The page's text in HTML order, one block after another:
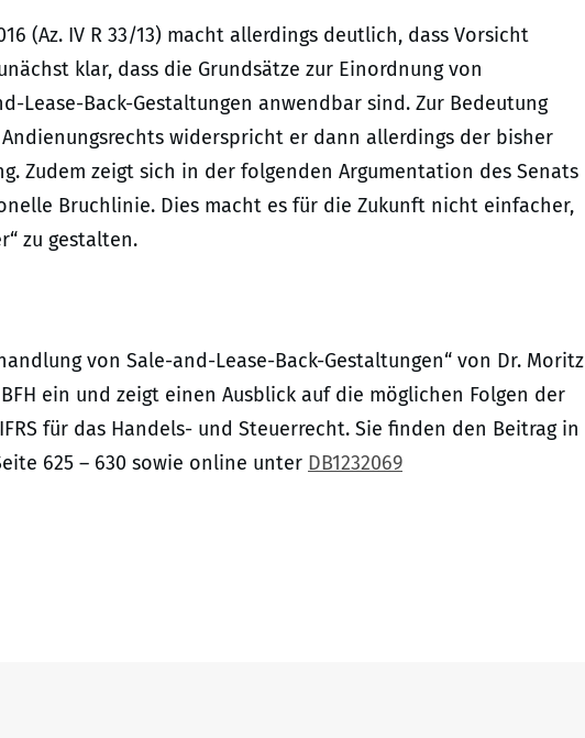
(Az. IV R 33/13) macht allerdings deutlich, dass Vorsicht
klar, dass die Grundsätze zur Einordnung von
Lease-Back-Gestaltungen anwendbar sind. Zur Bedeutung
widerspricht er dann allerdings der bisher
Zudem zeigt sich in der folgenden Argumentation des Senats
Bruchlinie. Dies macht es für die Zukunft nicht einfacher,
zu gestalten.
von Sale-and-Lease-Back-Gestaltungen“ von Dr. Moritz
ein und zeigt einen Ausblick auf die möglichen Folgen der
für das Handels- und Steuerrecht. Sie finden den Beitrag in
625 – 630 sowie online unter DB1232069